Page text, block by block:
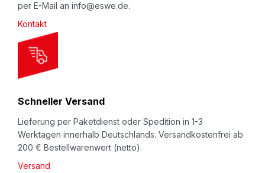
e
t
e
r
per E-Mail an info@eswe.de.
Kontakt
Schneller Versand
Lieferung per Paketdienst oder Spedition in 1-3
Werktagen innerhalb Deutschlands. Versandkostenfrei ab
200 € Bestellwarenwert (netto).
Versand